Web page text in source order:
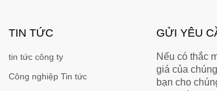
TIN TỨC
tin tức công ty
Công nghiệp Tin tức
GỬI YÊU
Nếu có thắc
giá của
bạn cho